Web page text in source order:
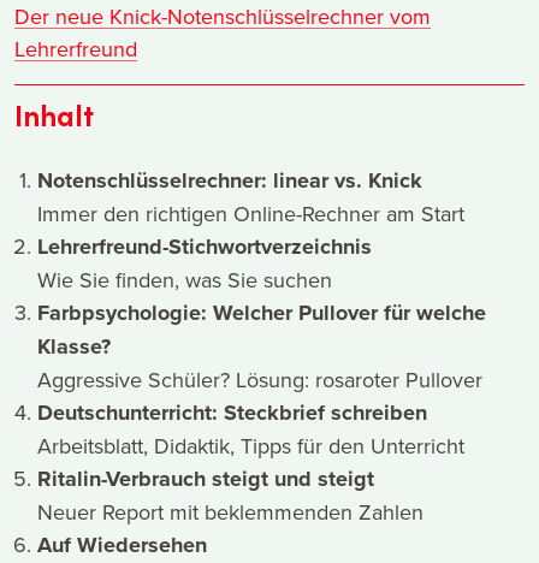
Der neue Knick-Notenschlüsselrechner vom
Lehrerfreund
Inhalt
Notenschlüsselrechner: linear vs. Knick
Immer den richtigen Online-Rechner am Start
Lehrerfreund-Stichwortverzeichnis
Wie Sie finden, was Sie suchen
Farbpsychologie: Welcher Pullover für welche
Klasse?
Aggressive Schüler? Lösung: rosaroter Pullover
Deutschunterricht: Steckbrief schreiben
Arbeitsblatt, Didaktik, Tipps für den Unterricht
Ritalin-Verbrauch steigt und steigt
Neuer Report mit beklemmenden Zahlen
Auf Wiedersehen